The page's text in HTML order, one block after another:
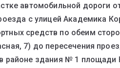
автомобильной дороги
с улицей Академика
средств по обеим
7) до пересечения
районе здания № 1 площади